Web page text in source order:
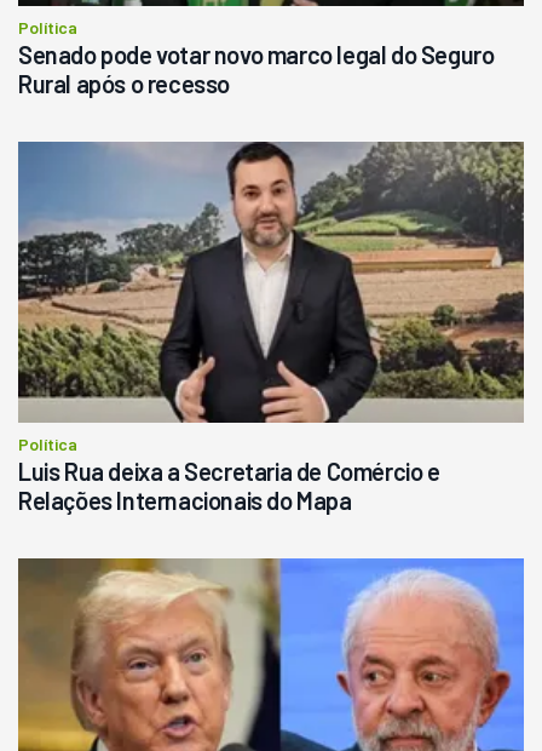
Consultar
Política
Senado pode votar novo marco legal do Seguro
Rural após o recesso
Política
Luis Rua deixa a Secretaria de Comércio e
Relações Internacionais do Mapa